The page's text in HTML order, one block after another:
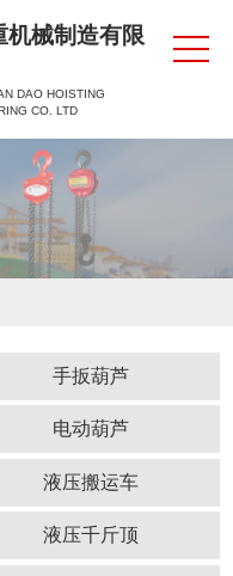
机械制造有限
DAO HOISTING
CO. LTD
手扳葫芦
电动葫芦
液压搬运车
液压千斤顶